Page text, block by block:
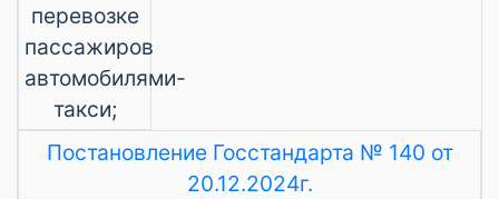
перевозке
пассажиров
автомобилями-
такси;
Постановление Госстандарта № 140 от
20.12.2024г.